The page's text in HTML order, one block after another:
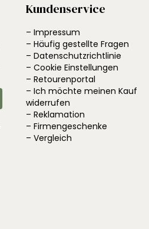
Kundenservice
– Impressum
– Häufig gestellte Fragen
– Datenschutzrichtlinie
– Cookie Einstellungen
– Retourenportal
– Ich möchte meinen Kauf
widerrufen
– Reklamation
– Firmengeschenke
– Vergleich